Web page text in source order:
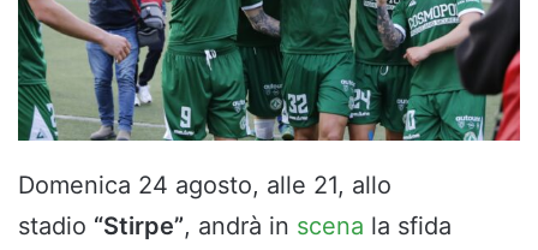
Domenica 24 agosto, alle 21, allo
stadio “Stirpe”, andrà in scena la sfida